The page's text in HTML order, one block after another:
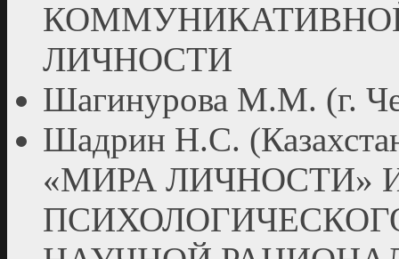
ЛИЧНОСТИ
Шагинурова М.М. (г.
Шадрин Н.С.
«МИРА ЛИЧНОСТИ»